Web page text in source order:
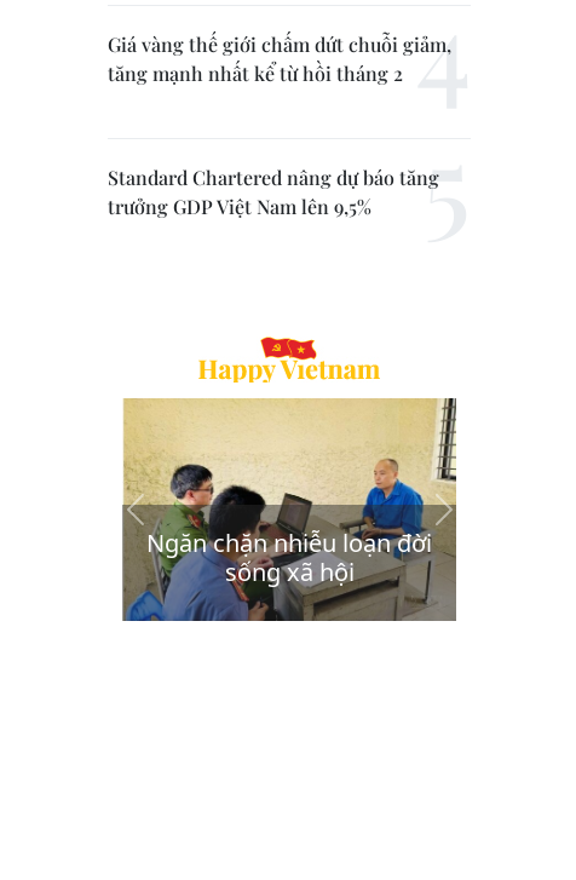
Giá vàng thế giới chấm dứt chuỗi giảm,
tăng mạnh nhất kể từ hồi tháng 2
Standard Chartered nâng dự báo tăng
trưởng GDP Việt Nam lên 9,5%